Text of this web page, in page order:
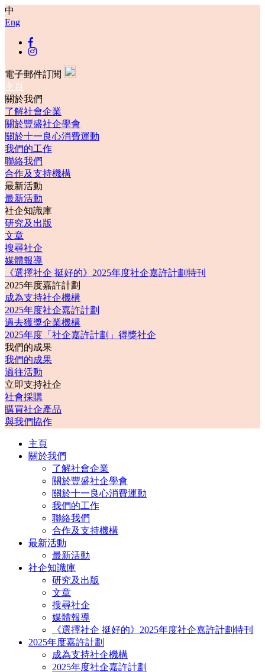
中
Eng
電子郵件訂閱
主頁
關於我們
了解社會企業
關於豐盛社企學會
關於十一良心消費運動
我們的工作
聯絡我們
合作及支持機構
最新活動
最新活動
社企知識庫
研究及出版
文章
搜尋社企
媒體報導
《選擇社企 挺好的》2025年度社企嘉許計劃特刊
2025年度嘉許計劃
成為支持社企機構
2025年度社企嘉許計劃
過去獲獎企業機構
2025年度「社企嘉許計劃」得獎社企
我們的成果
我們的成果
過往活動
立即支持社企
社會採購
購買社企產品
與我們協作
主頁
關於我們
了解社會企業
關於豐盛社企學會
關於十一良心消費運動
我們的工作
聯絡我們
合作及支持機構
最新活動
最新活動
社企知識庫
研究及出版
文章
搜尋社企
媒體報導
《選擇社企 挺好的》2025年度社企嘉許計劃特刊
2025年度嘉許計劃
成為支持社企機構
2025年度社企嘉許計劃